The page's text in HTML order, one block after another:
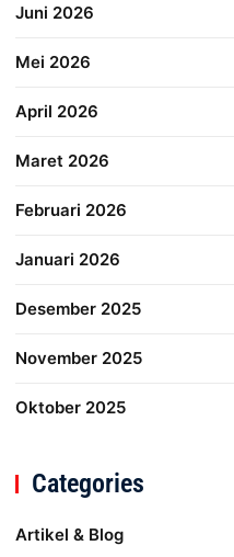
Juni 2026
Mei 2026
April 2026
Maret 2026
Februari 2026
Januari 2026
Desember 2025
November 2025
Oktober 2025
Categories
Artikel & Blog